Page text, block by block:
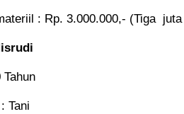
: Rp. 3.000.000,- (Tiga
Tani